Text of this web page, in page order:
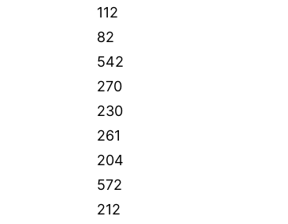
112
82
542
270
230
261
204
572
212